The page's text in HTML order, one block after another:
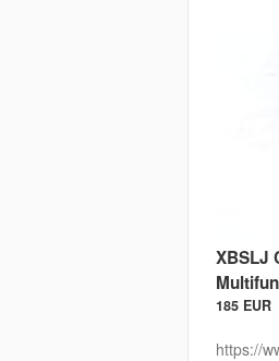
XBSLJ
185 EUR
https://